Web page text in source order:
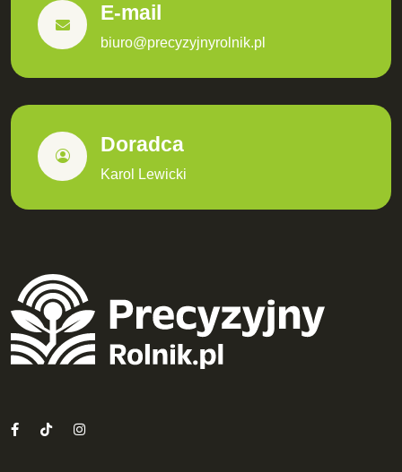
E-mail
biuro@precyzyjnyrolnik.pl
Doradca
Karol Lewicki